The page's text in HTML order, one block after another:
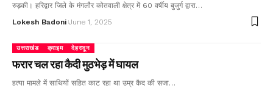
रुड़की। हरिद्वार जिले के मंगलौर कोतवाली क्षेत्र में 60 वर्षीय बुजुर्ग द्वारा…
Lokesh Badoni June 1, 2025
उत्तराखंड क्राइम देहरादून
फरार चल रहा कैदी मुठभेड़ में घायल
हत्या मामले में साथियों सहित काट रहा था उम्र कैद की सजा…